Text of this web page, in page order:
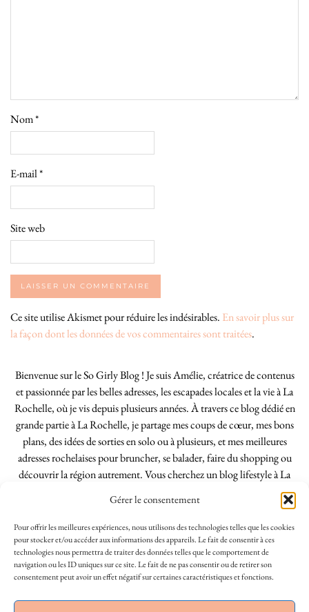
Gérer le consentement
Pour offrir les meilleures expériences, nous utilisons des technologies telles que les cookies
pour stocker et/ou accéder aux informations des appareils. Le fait de consentir à ces
technologies nous permettra de traiter des données telles que le comportement de
navigation ou les ID uniques sur ce site. Le fait de ne pas consentir ou de retirer son
consentement peut avoir un effet négatif sur certaines caractéristiques et fonctions.
Nom*
E-mail*
Site web
Ce site utilise Akismet pour réduire les indésirables. En savoir plus sur
la façon dont les données de vos commentaires sont traitées.
Bienvenue sur le So Girly Blog ! Je suis Amélie, créatrice de contenus
et passionnée par les belles adresses, les escapades locales et la vie à La
Rochelle, où je vis depuis plusieurs années. À travers ce blog dédié en
grande partie à La Rochelle, je partage mes coups de cœur, mes bons
plans, des idées de sorties en solo ou à plusieurs, et mes meilleures
adresses rochelaises pour bruncher, se balader, faire du shopping ou
découvrir la région autrement. Vous cherchez un blog lifestyle à La
Rochelle, tenu par une locale ? Vous êtes au bon endroit. Que vous
soyez Rochelais·e ou de passage dans notre belle ville, j’espère que mes
articles vous aideront à profiter de La Rochelle comme un·e vrai·e
initié·e. !